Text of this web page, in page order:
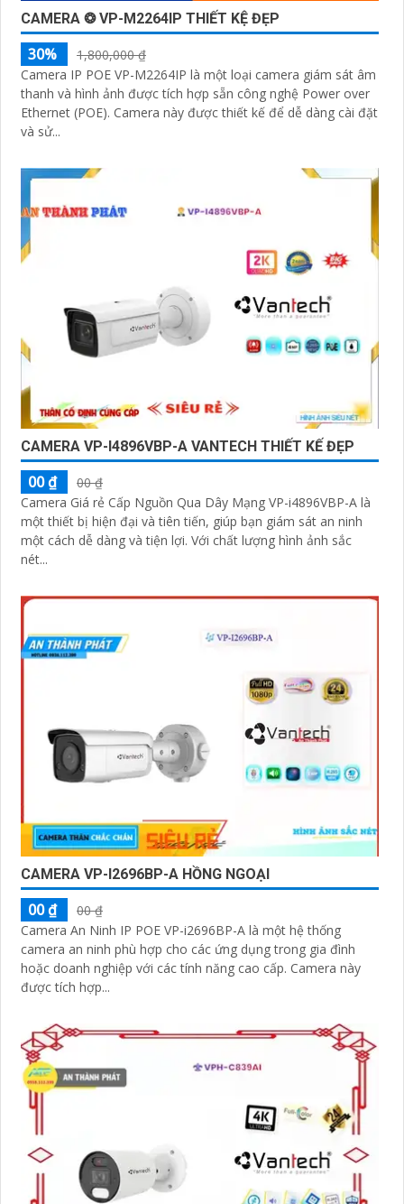
CAMERA ❂ VP-M2264IP THIẾT KỆ ĐẸP
30%
1,800,000 ₫
Camera IP POE VP-M2264IP là một loại camera giám sát âm
thanh và hình ảnh được tích hợp sẵn công nghệ Power over
Ethernet (POE). Camera này được thiết kế để dễ dàng cài đặt
và sử...
CAMERA VP-I4896VBP-A VANTECH THIẾT KẾ ĐẸP
00 ₫
00 ₫
Camera Giá rẻ Cấp Nguồn Qua Dây Mạng VP-i4896VBP-A là
một thiết bị hiện đại và tiên tiến, giúp bạn giám sát an ninh
một cách dễ dàng và tiện lợi. Với chất lượng hình ảnh sắc
nét...
CAMERA VP-I2696BP-A HỒNG NGOẠI
00 ₫
00 ₫
Camera An Ninh IP POE VP-i2696BP-A là một hệ thống
camera an ninh phù hợp cho các ứng dụng trong gia đình
hoặc doanh nghiệp với các tính năng cao cấp. Camera này
được tích hợp...